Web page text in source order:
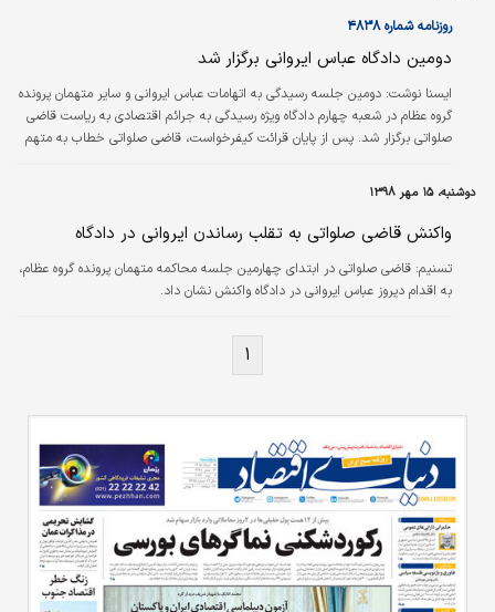
روزنامه شماره ۴۸۳۸
دومین دادگاه عباس ایروانی برگزار شد
ایسنا نوشت: دومین جلسه رسیدگی به اتهامات عباس ایروانی و سایر متهمان پرونده
گروه عظام در شعبه چهارم دادگاه ویژه رسیدگی به جرائم اقتصادی به ریاست قاضی
صلواتی برگزار شد. پس از پایان قرائت کیفرخواست، قاضی صلواتی خطاب به متهم
دادگاه را پایان دهیم. وکیل مدافع متهم ایروانی گفت: با توجه به وضعیت موکل و
نیست، لذا درخواست دارم دادگاه تعطیل شود. قاضی صلواتی گفت: بدهی عباس…
دوشنبه، ۱۵ مهر ۱۳۹۸
واکنش قاضی صلواتی به تقلب رساندن ایروانی در دادگاه
تسنیم: قاضی صلواتی در ابتدای چهارمین جلسه محاکمه متهمان پرونده گروه عظام،
به اقدام دیروز عباس ایروانی در دادگاه واکنش نشان داد.
۱